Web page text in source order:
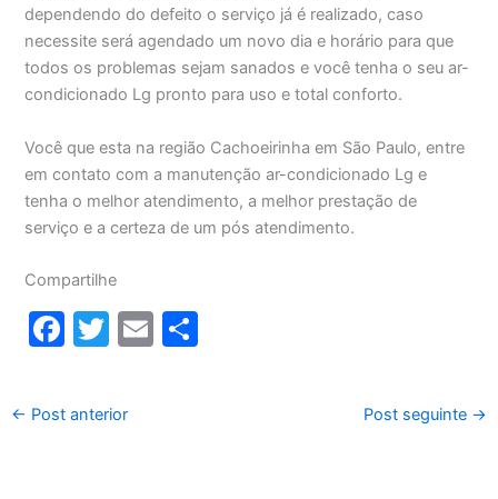
dependendo do defeito o serviço já é realizado, caso
necessite será agendado um novo dia e horário para que
todos os problemas sejam sanados e você tenha o seu ar-
condicionado Lg pronto para uso e total conforto.
Você que esta na região Cachoeirinha em São Paulo, entre
em contato com a manutenção ar-condicionado Lg e
tenha o melhor atendimento, a melhor prestação de
serviço e a certeza de um pós atendimento.
Compartilhe
F
c
e
T
itt
er
E
← Post anterior Post seguinte →